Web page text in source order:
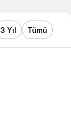
3 Yıl Tümü